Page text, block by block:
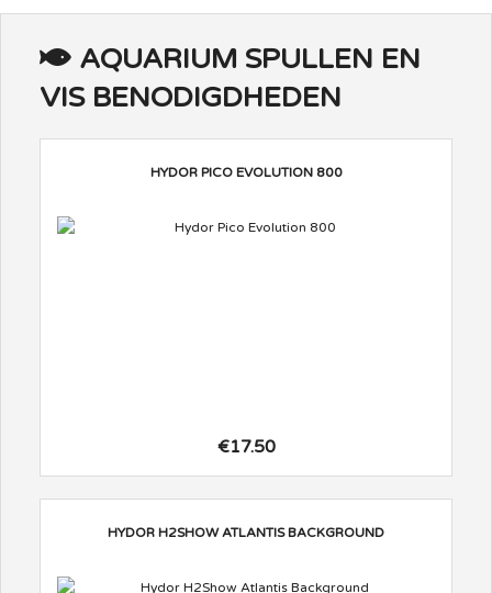
AQUARIUM SPULLEN EN
VIS BENODIGDHEDEN
HYDOR PICO EVOLUTION 800
€17.50
HYDOR H2SHOW ATLANTIS BACKGROUND